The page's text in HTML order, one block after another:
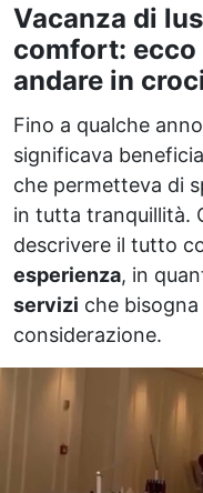
Vacanza di
comfort:
andare in
Fino a qualche
significava
che permetteva di
in tutta tranquillità.
descrivere il tutto
esperienza, in
servizi che
considerazione.